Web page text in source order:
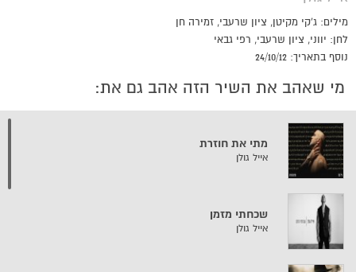
מילים: ג'קי מקיטן, ציון שרעבי, זמירה חן
לחן: יווני, ציון שרעבי, רפי גבאי
נוסף בתאריך: 24/10/12
מי שאהב את השיר הזה אהב גם את:
מתי את חוזרת
אייל גולן
שכחתי מזמן
אייל גולן